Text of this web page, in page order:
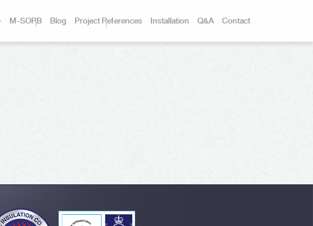
M-SORB Blog Project References Installation Q&A Contact